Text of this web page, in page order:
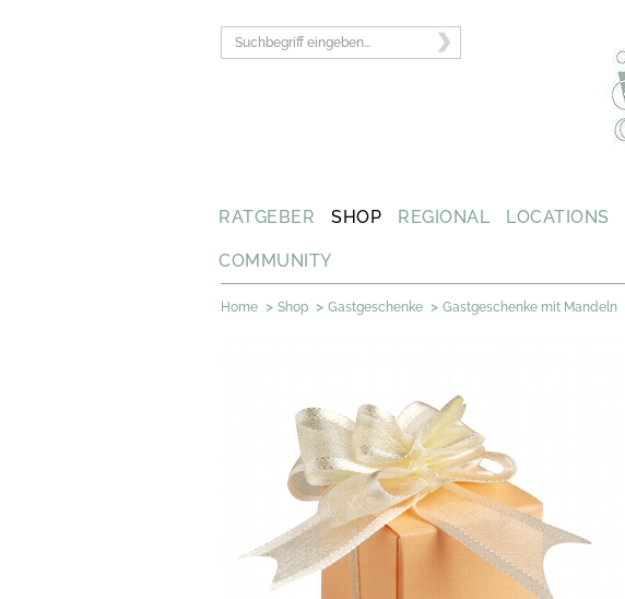
RATGEBER SHOP REGIONAL LOCATIONS
COMMUNITY
Home > Shop > Gastgeschenke > Gastgeschenke mit Mandeln